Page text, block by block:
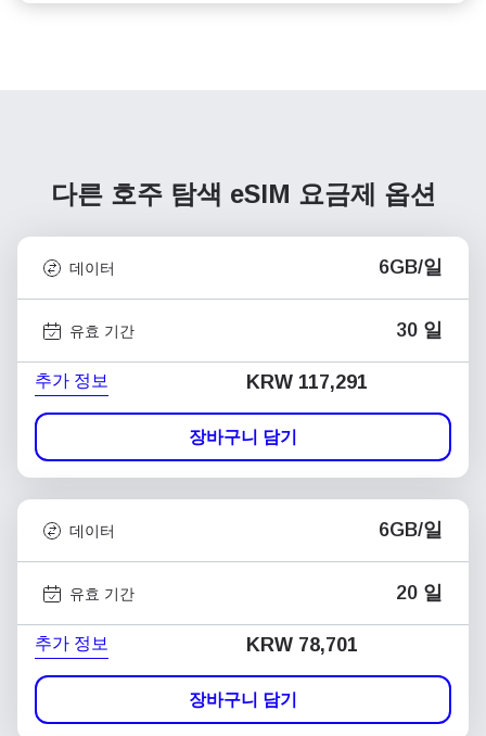
다른 호주 탐색 eSIM 요금제 옵션
데이터 6GB/일
유효 기간 30 일
추가 정보 KRW 117,291
장바구니 담기
데이터 6GB/일
유효 기간 20 일
추가 정보 KRW 78,701
장바구니 담기